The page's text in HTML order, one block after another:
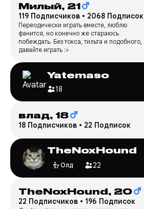
Милый, 21
119 Подписчиков • 2068 Подписок
Переодически играть вместе, люблю
фанится, но конечно же стараюсь
побеждать. Без токса, тильта и подобного,
давайте играть :>
Yatemaso
18
­влад, 18
18 Подписчиков • 22 Подписок
TheNoxHound
Олд 22
TheNoxHound, 20
22 Подписчиков • 196 Подписок